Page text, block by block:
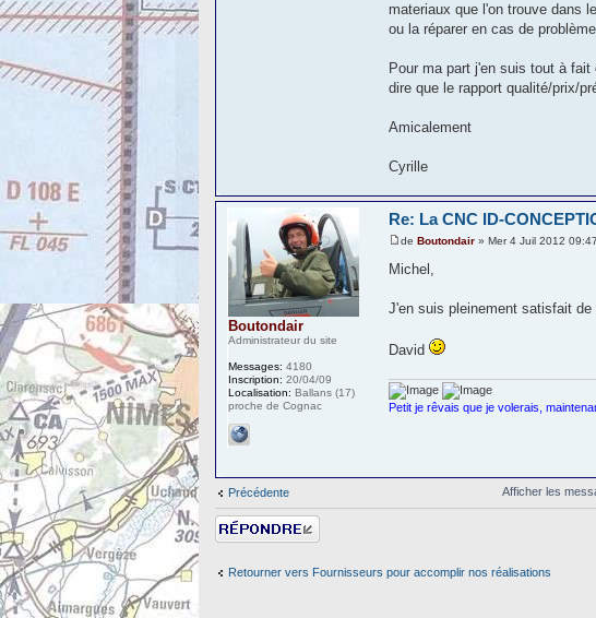
materiaux que l'on trouve dans
ou la réparer en cas de
Pour ma part j'en suis tout à
dire que le rapport qualité/prix/
Amicalement
Cyrille
Re: La CNC ID-
deBoutondair » Mer 4 Juil 2012 09:47
Michel,
J'en suis pleinement satisfait
David
Petit je rêvais que je volerais,
Boutondair
Administrateur du site
Messages: 4180
Inscription: 20/04/09
Localisation: Ballans (17)
proche de Cognac
Précédente Afficher les
Répondre
Retourner vers Fournisseurs pour accomplir nos réalisations